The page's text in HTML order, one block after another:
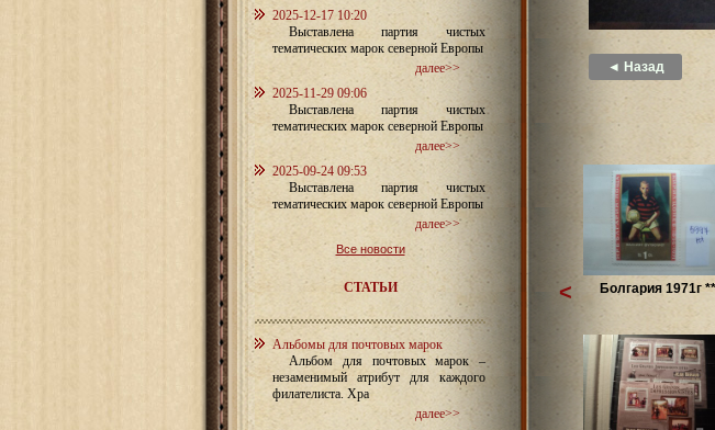
2025-12-17 10:20
Выставлена партия чистых
тематических марок северной Европы
далее>>
2025-11-29 09:06
Выставлена партия чистых
тематических марок северной Европы
далее>>
2025-09-24 09:53
Выставлена партия чистых
тематических марок северной Европы
далее>>
Все новости
СТАТЬИ
Альбомы для почтовых марок
Альбом для почтовых марок –
незаменимый атрибут для каждого
филателиста. Хра
далее>>
◄ Назад
Болгария 1971г **
<